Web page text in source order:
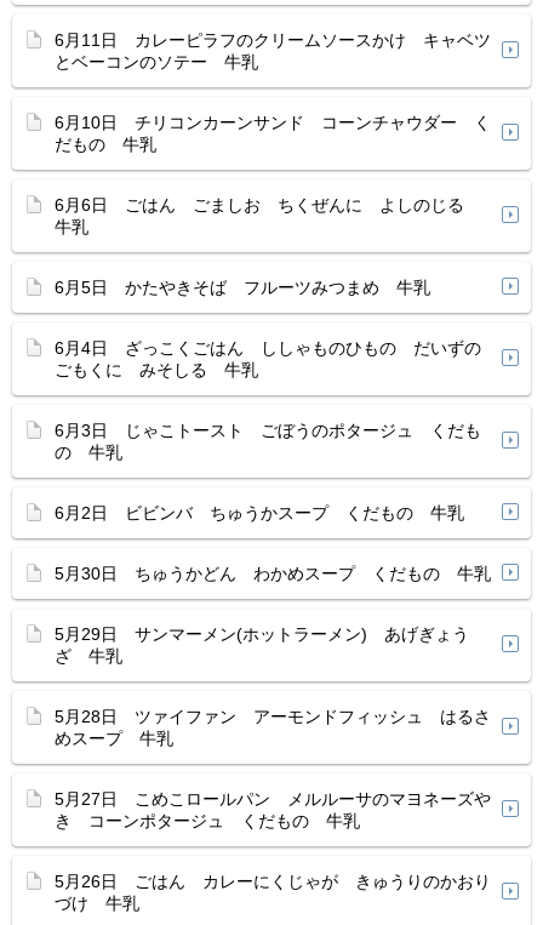
6月11日 カレーピラフのクリームソースかけ キャベツ
とベーコンのソテー 牛乳
6月10日 チリコンカーンサンド コーンチャウダー く
だもの 牛乳
6月6日 ごはん ごましお ちくぜんに よしのじる
牛乳
6月5日 かたやきそば フルーツみつまめ 牛乳
6月4日 ざっこくごはん ししゃものひもの だいずの
ごもくに みそしる 牛乳
6月3日 じゃこトースト ごぼうのポタージュ くだも
の 牛乳
6月2日 ビビンバ ちゅうかスープ くだもの 牛乳
5月30日 ちゅうかどん わかめスープ くだもの 牛乳
5月29日 サンマーメン(ホットラーメン) あげぎょう
ざ 牛乳
5月28日 ツァイファン アーモンドフィッシュ はるさ
めスープ 牛乳
5月27日 こめこロールパン メルルーサのマヨネーズや
き コーンポタージュ くだもの 牛乳
5月26日 ごはん カレーにくじゃが きゅうりのかおり
づけ 牛乳